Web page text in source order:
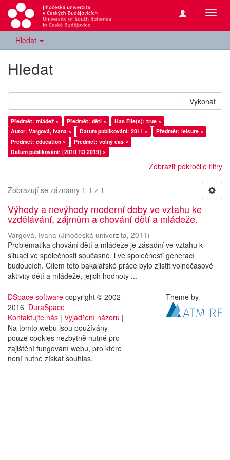
Hledat
Hledat
Vykonat
Předmět: mládež × Předmět: děti ×
Has File(s): true ×
Autor: Vargová, Ivana ×
Datum publikování: 2011 ×
Předmět: leisure ×
Předmět: education ×
Předmět: volný čas ×
Datum publikování: [2010 TO 2019] ×
Zobrazit pokročilé filtry
Zobrazují se záznamy 1-1 z 1
Výhody a nevýhody moderní doby ve vztahu ke
vzdělávání, zájmům a chování dětí a mládeže.
Vargová, Ivana (Jihočeská univerzita, 2011)
Problematika chování dětí a mládeže je zásadní ve vztahu k
situaci ve společnosti současné, i ve společnosti generací
budoucích. Cílem této bakalářské práce bylo zjistit volnočasové
aktivity dětí a mládeže, jejich hodnoty ...
DSpace software copyright © 2002-
2016 DuraSpace
Kontaktujte nás | Vyjádření názoru |
Na tomto webu jsou používány
pouze cookies nezbytně nutné pro
zajištění fungování webu, pro které
není nutné získat souhlas.
Theme by